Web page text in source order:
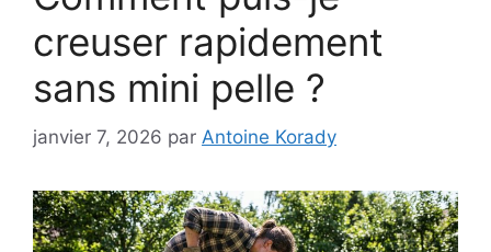
creuser rapidement
sans mini pelle ?
janvier 7, 2026 par Antoine Korady